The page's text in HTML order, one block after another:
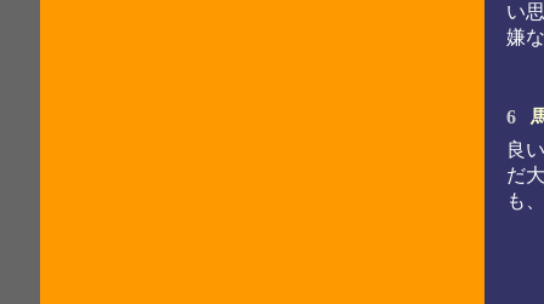
い
嫌
6
良
だ
も